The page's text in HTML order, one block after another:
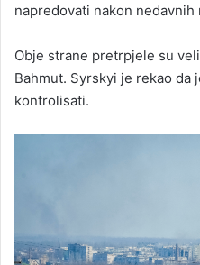
napredovati nakon nedavnih
Obje strane pretrpjele su
Bahmut. Syrskyi je rekao da
kontrolisati.